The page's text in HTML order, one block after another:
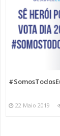
22 Maio 2019